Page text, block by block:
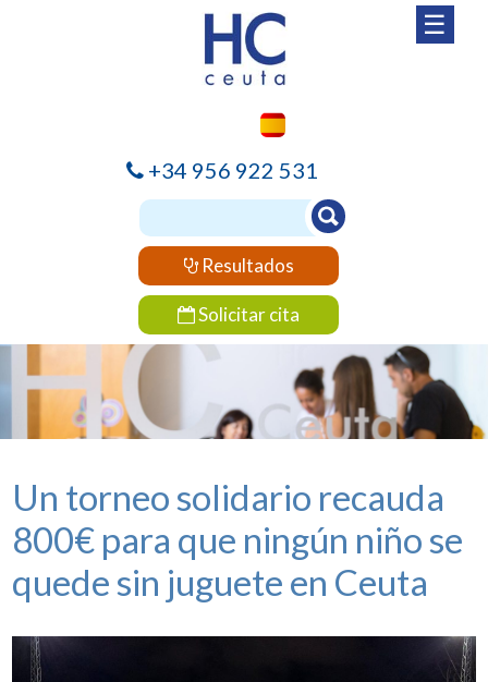
☰
+34 956 922 531
Resultados
Solicitar cita
Un torneo solidario recauda
800€ para que ningún niño se
quede sin juguete en Ceuta